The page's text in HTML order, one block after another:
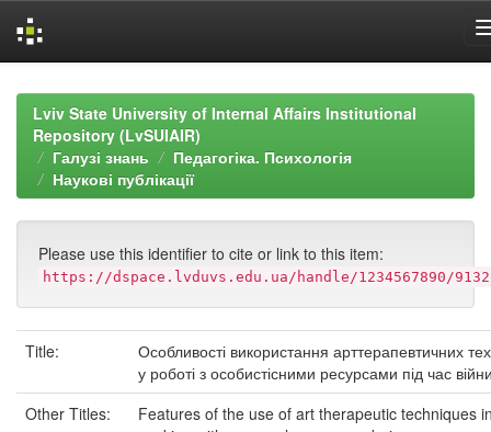
navigationLviv State University of Internal Affairs Institutional
Repository (LvSUIAIR)
Галузі знань
Педагогіка. Психологія
Наукові публікації
Please use this identifier to cite or link to this item:
https://dspace.lvduvs.edu.ua/handle/1234567890/9132
Title:
Особливості використання арттерапевтичних
у роботі з особистісними ресурсами під час
Other Titles:
Features of the use of art therapeutic techniques